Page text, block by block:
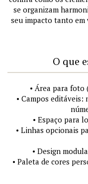
se organizam
seu impacto tanto em
O que
• Área para foto
• Campos
• Espaço para
• Linhas opcionais
• Design
• Paleta de cores